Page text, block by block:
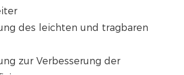
des leichten und tragbaren
zur Verbesserung der